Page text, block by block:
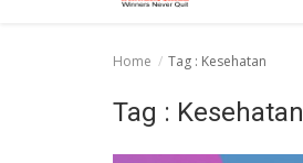
Home Tag : Kesehatan
Tag : Kesehatan